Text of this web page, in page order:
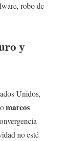
robo de
y
Unidos,
marcos
no esté